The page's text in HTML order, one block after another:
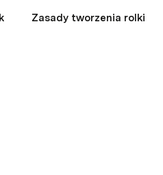
Zasady tworzenia rolki